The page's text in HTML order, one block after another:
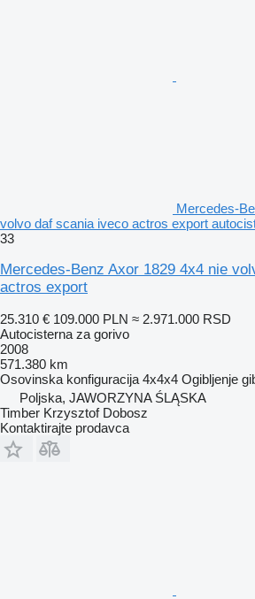
Mercedes-
volvo daf scania iveco actros export
33
Mercedes-Benz Axor 1829 4x4 nie
actros export
25.310 € 109.000 PLN ≈ 2.971.000 RSD
Autocisterna za gorivo
2008
571.380 km
Osovinska konfiguracija 4x4x4 Ogibljenje
Poljska, JAWORZYNA ŚLĄSKA
Timber Krzysztof Dobosz
Kontaktirajte prodavca